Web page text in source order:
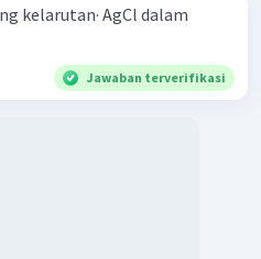
kelarutan· AgCl dalam
Jawaban terverifikasi